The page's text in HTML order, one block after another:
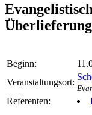
Beginn:
Veranstaltungsort:
Referenten: